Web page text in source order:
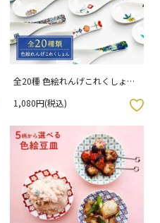
全20種 色絵れんげこれくしょん
1,080円(税込)